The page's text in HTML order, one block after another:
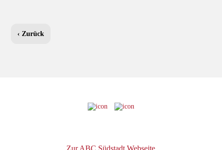
‹ Zurück
Zur ABC Südstadt Webseite